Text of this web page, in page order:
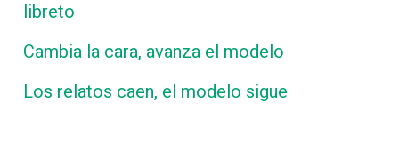
libreto
Cambia la cara, avanza el modelo
Los relatos caen, el modelo sigue